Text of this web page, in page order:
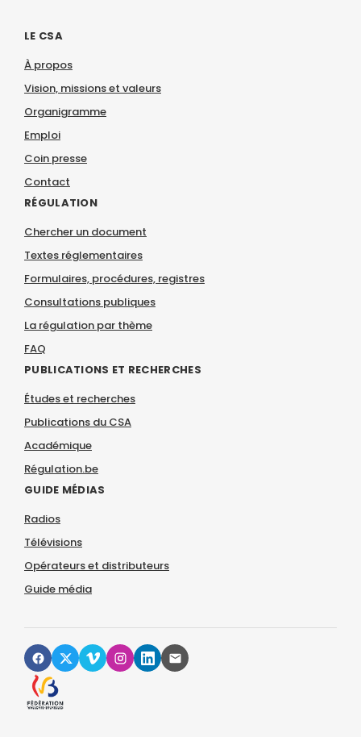
LE CSA
À propos
Vision, missions et valeurs
Organigramme
Emploi
Coin presse
Contact
RÉGULATION
Chercher un document
Textes réglementaires
Formulaires, procédures, registres
Consultations publiques
La régulation par thème
FAQ
PUBLICATIONS ET RECHERCHES
Études et recherches
Publications du CSA
Académique
Régulation.be
GUIDE MÉDIAS
Radios
Télévisions
Opérateurs et distributeurs
Guide média